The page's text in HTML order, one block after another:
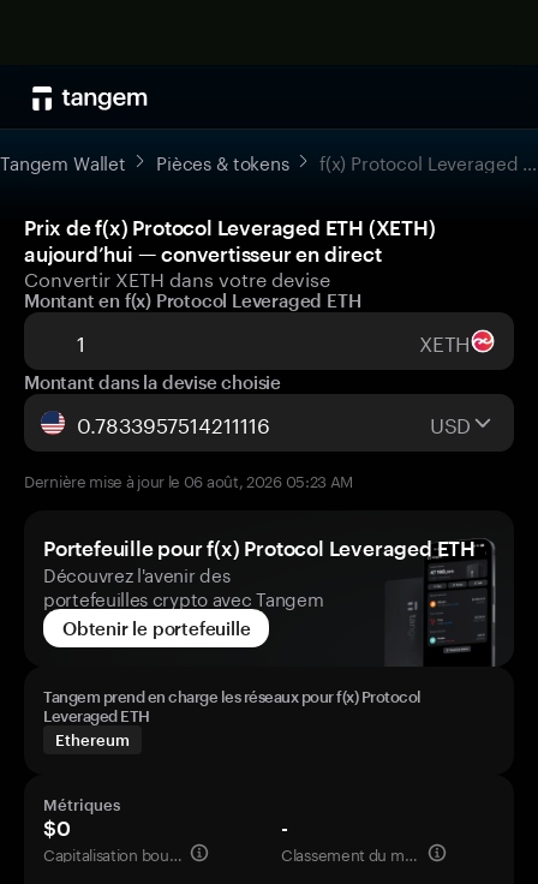
Tangem Wallet Pièces & tokens f(x) Protocol Leveraged ETH
Prix de f(x) Protocol Leveraged ETH (XETH)
aujourd’hui — convertisseur en direct
Convertir XETH dans votre devise
Montant en f(x) Protocol Leveraged ETH
XETH
Montant dans la devise choisie
USD
Dernière mise à jour le 06 août, 2026 05:23 AM
Portefeuille pour f(x) Protocol Leveraged ETH
Découvrez l'avenir des
portefeuilles crypto avec Tangem
Obtenir le portefeuille
Tangem prend en charge les réseaux pour f(x) Protocol
Leveraged ETH
Ethereum
Métriques
$0
Capitalisation boursière
-
Classement du marché